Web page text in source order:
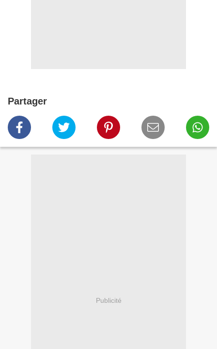
Partager
Publicité